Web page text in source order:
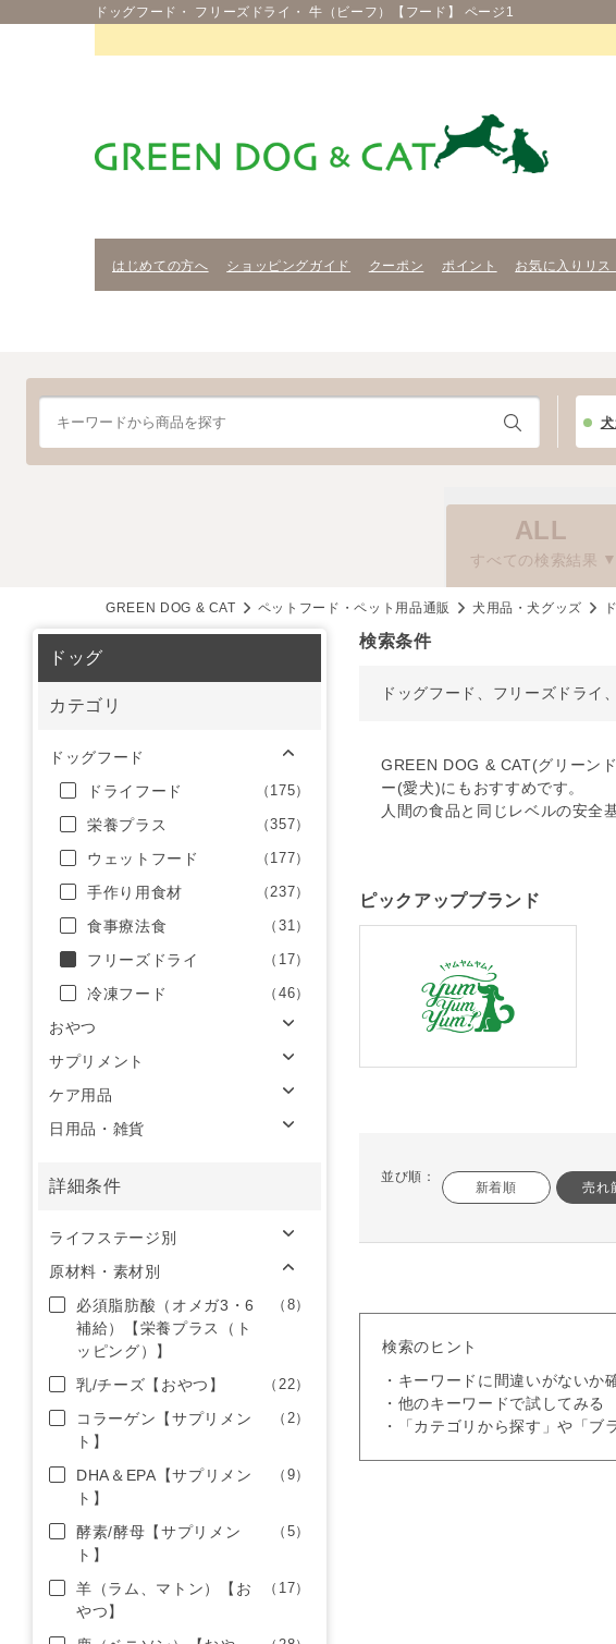
ドッグフード・ フリーズドライ・ 牛（ビーフ）【フード】 ページ1
はじめての方へ ショッピングガイド クーポン ポイント お気に入りリス
ALL
すべての検索結果
GREEN DOG & CAT ペットフード・ペット用品通販 犬用品・犬グッズ
検索条件
ドッグフード、フリーズドライ
GREEN DOG & CAT(グリーン
ー(愛犬)にもおすすめです。
人間の食品と同じレベルの安全
ピックアップブランド
並び順：
新着順 売れ
検索のヒント
・キーワードに間違いがないか
・他のキーワードで試してみる
・「カテゴリから探す」や「ブ
ドッグ
カテゴリ
ドッグフード
ドライフード
（175）
栄養プラス （357）
ウェットフード （177）
手作り用食材 （237）
食事療法食 （31）
フリーズドライ （17）
冷凍フード （46）
おやつ
サプリメント
ケア用品
日用品・雑貨
詳細条件
ライフステージ別
原材料・素材別
必須脂肪酸（オメガ3・6
補給）【栄養プラス（ト
ッピング）】
（8）
乳/チーズ【おやつ】 （22）
コラーゲン【サプリメン
ト】
（2）
DHA＆EPA【サプリメン
ト】
（9）
酵素/酵母【サプリメン
ト】
（5）
羊（ラム、マトン）【お
やつ】
（17）